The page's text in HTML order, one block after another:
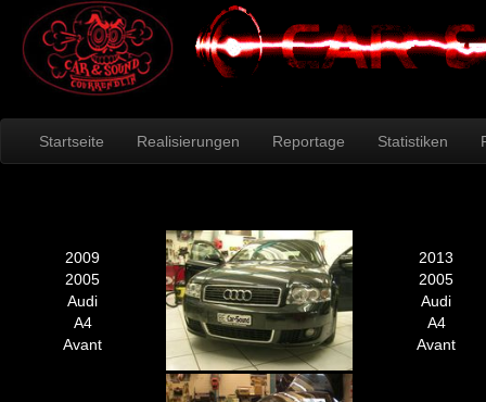
Startseite Realisierungen Reportage Statistiken
2009
2005
Audi
A4
Avant
2013
2005
Audi
A4
Avant